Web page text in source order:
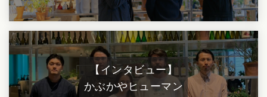
【インタビュー】
かぶかやヒューマン